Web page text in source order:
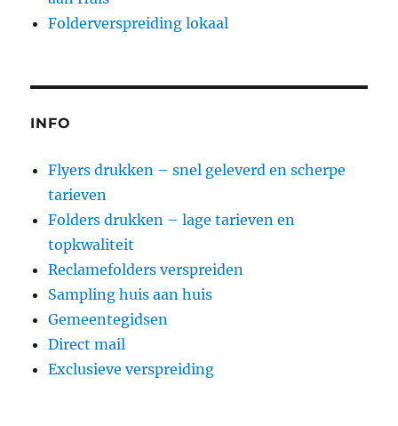
Folderverspreiding lokaal
INFO
Flyers drukken – snel geleverd en scherpe
tarieven
Folders drukken – lage tarieven en
topkwaliteit
Reclamefolders verspreiden
Sampling huis aan huis
Gemeentegidsen
Direct mail
Exclusieve verspreiding